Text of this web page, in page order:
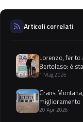
Articoli correlati
Lorenzo, ferito
Bertolaso: è
1 Mag 2026
Crans
miglioramento
20 Apr 2026